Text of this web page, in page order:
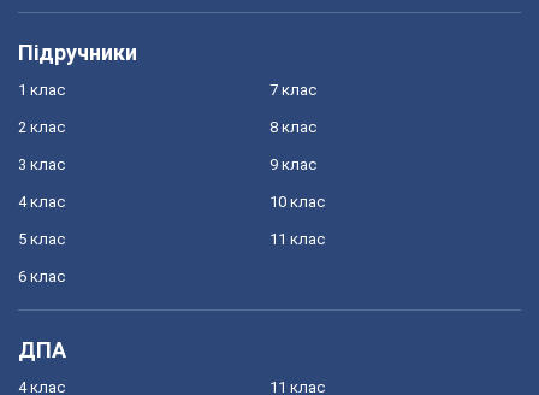
Підручники
1 клас
2 клас
3 клас
4 клас
5 клас
6 клас
7 клас
8 клас
9 клас
10 клас
11 клас
ДПА
4 клас 11 клас